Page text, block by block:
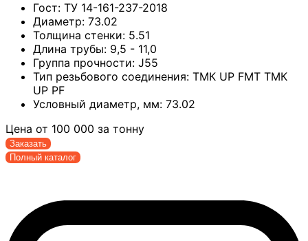
Гост: ТУ 14-161-237-2018
Диаметр: 73.02
Толщина стенки: 5.51
Длина трубы: 9,5 - 11,0
Группа прочности: J55
Тип резьбового соединения: ТМК UP FMT ТМК
UP PF
Условный диаметр, мм: 73.02
Цена от 100 000 за тонну
Заказать
Полный каталог